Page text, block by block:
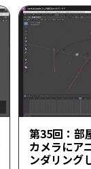
第35回：部
カメラにア
ンダリング